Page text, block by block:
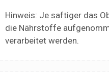
Hinweis: Je saftiger das
die Nährstoffe
verarbeitet werden.